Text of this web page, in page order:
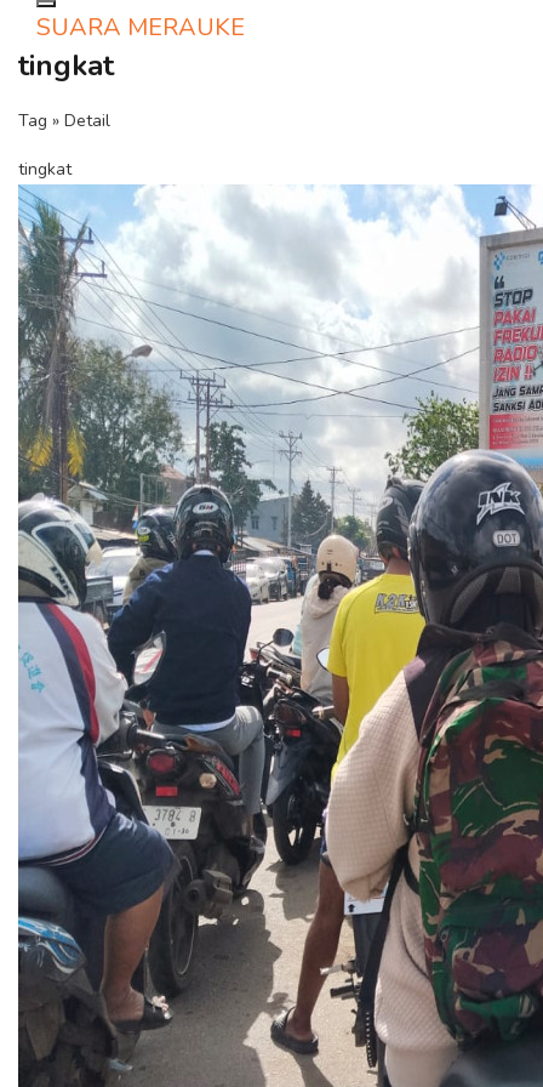
Toggle navigation
SUARA MERAUKE
tingkat
Tag » Detail
tingkat